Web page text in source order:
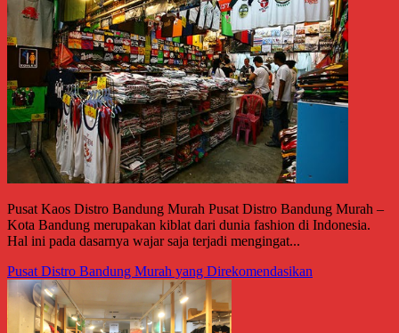
Pusat Kaos Distro Bandung Murah Pusat Distro Bandung Murah –
Kota Bandung merupakan kiblat dari dunia fashion di Indonesia.
Hal ini pada dasarnya wajar saja terjadi mengingat...
Pusat Distro Bandung Murah yang Direkomendasikan